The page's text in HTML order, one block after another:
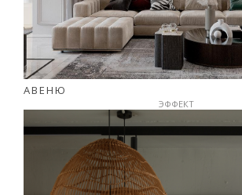
АВЕНЮ
ЭФФЕКТ